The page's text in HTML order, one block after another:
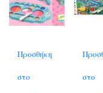
Προσθήκη
στο στο